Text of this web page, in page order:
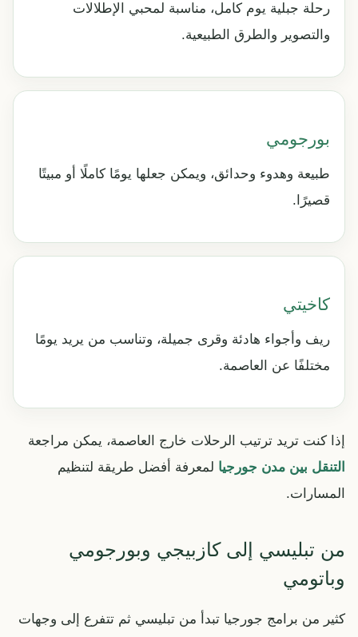
رحلة جبلية يوم كامل، مناسبة لمحبي الإطلالات
والتصوير والطرق الطبيعية.
بورجومي
طبيعة وهدوء وحدائق، ويمكن جعلها يومًا كاملًا أو مبيتًا
قصيرًا.
كاخيتي
ريف وأجواء هادئة وقرى جميلة، وتناسب من يريد يومًا
مختلفًا عن العاصمة.
إذا كنت تريد ترتيب الرحلات خارج العاصمة، يمكن مراجعة
التنقل بين مدن جورجيا لمعرفة أفضل طريقة لتنظيم
المسارات.
من تبليسي إلى كازبيجي وبورجومي
وباتومي
كثير من برامج جورجيا تبدأ من تبليسي ثم تتفرع إلى وجهات